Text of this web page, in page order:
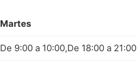
Martes
De 9:00 a 10:00,De 18:00 a 21:00